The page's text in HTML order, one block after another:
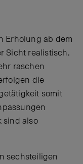
Erholung ab dem
Sicht realistisch.
raschen
die
somit
sind also
sechsteiligen